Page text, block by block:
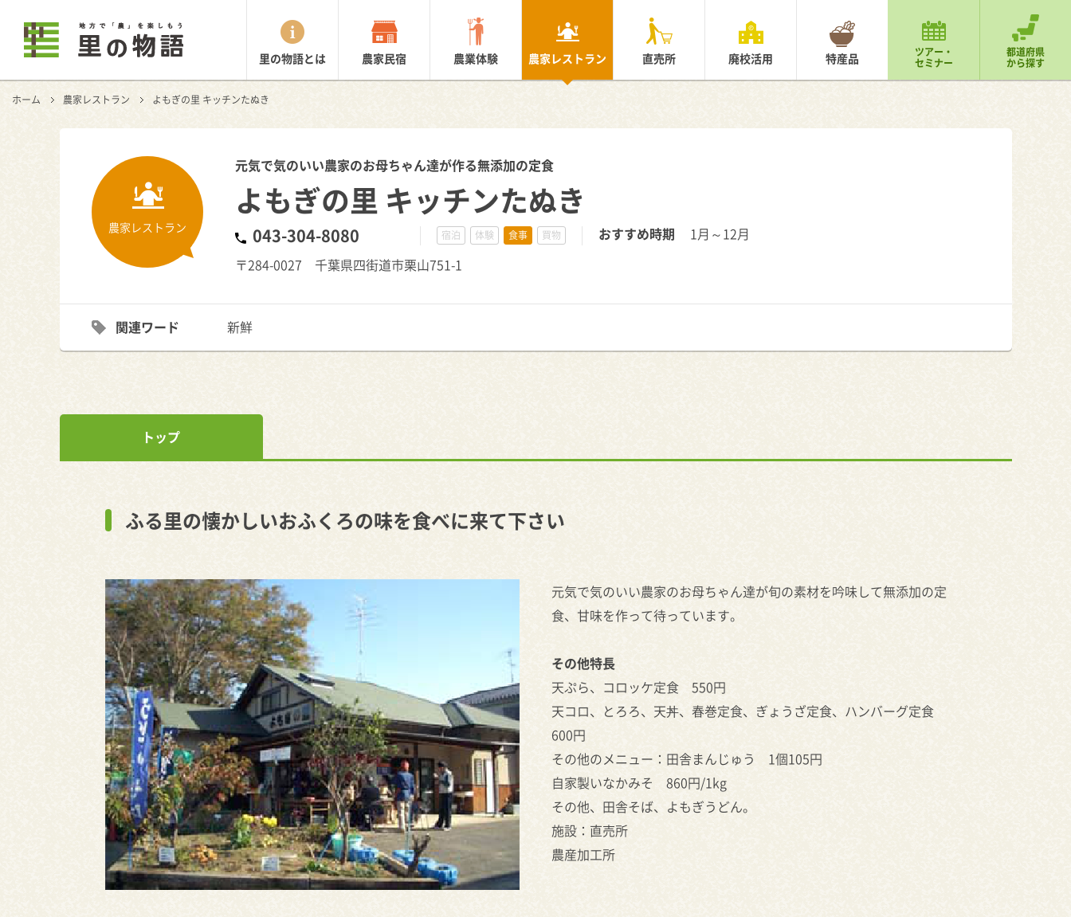
里の物語とは 農家民宿 農業体験 農家レストラン 直売所 廃校活用 特産品 ツアー・
セミナー
都道府県
から探す
ホーム 農家レストラン よもぎの里 キッチンたぬき
農家レストラン
元気で気のいい農家のお母ちゃん達が作る無添加の定食
よもぎの里 キッチンたぬき
043-304-8080 宿泊 体験 食事 買物 おすすめ時期
1月～12月
〒284-0027 千葉県四街道市栗山751-1
関連ワード 新鮮
トップ
ふる里の懐かしいおふくろの味を食べに来て下さい
元気で気のいい農家のお母ちゃん達が旬の素材を吟味して無添加の定
食、甘味を作って待っています。
その他特長
天ぷら、コロッケ定食 550円
天コロ、とろろ、天丼、春巻定食、ぎょうざ定食、ハンバーグ定食
600円
その他のメニュー：田舎まんじゅう 1個105円
自家製いなかみそ 860円/1kg
その他、田舎そば、よもぎうどん。
施設：直売所
農産加工所